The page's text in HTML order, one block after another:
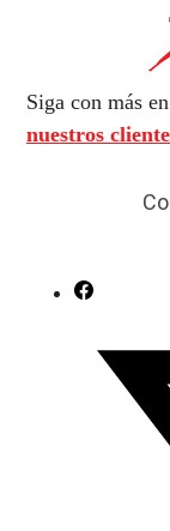
Siga con más en
nuestros